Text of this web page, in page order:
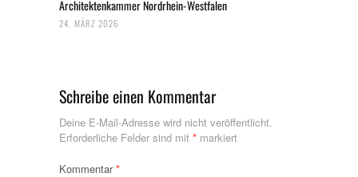
Architektenkammer Nordrhein-Westfalen
24. MÄRZ 2026
Schreibe einen Kommentar
Deine E-Mail-Adresse wird nicht veröffentlicht.
Erforderliche Felder sind mit * markiert
Kommentar*